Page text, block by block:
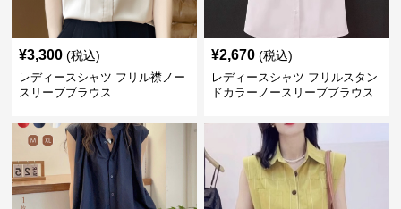
¥3,300 (税込)
レディースシャツ フリル襟ノー
スリーブブラウス
¥2,670 (税込)
レディースシャツ フリルスタン
ドカラーノースリーブブラウス